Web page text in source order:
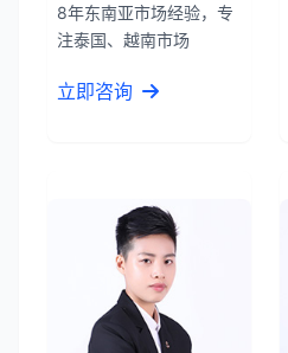
8年东南亚市场经验，专
注泰国、越南市场
立即咨询